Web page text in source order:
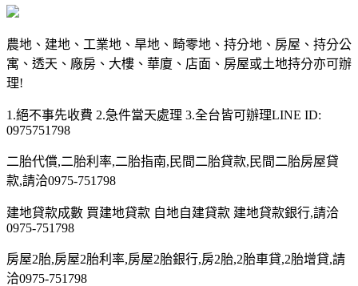
農地、建地、工業地、旱地、畸零地、持分地、房屋、持分公
寓、透天、廠房、大樓、華廈、店面、房屋或土地持分亦可辦
理!
1.絕不事先收費 2.急件當天處理 3.全台皆可辦理LINE ID:
0975751798
二胎代償,二胎利率,二胎指南,民間二胎貸款,民間二胎房屋貸
款,請洽0975-751798
建地貸款成數 買建地貸款 自地自建貸款 建地貸款銀行,請洽
0975-751798
房屋2胎,房屋2胎利率,房屋2胎銀行,房2胎,2胎車貸,2胎增貸,請
洽0975-751798